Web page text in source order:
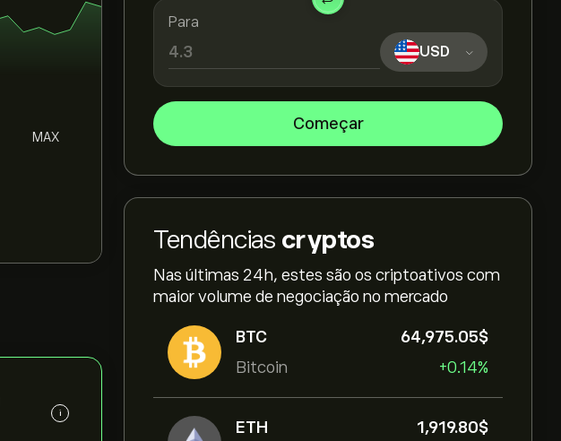
Para
USD
Começar
Tendências cryptos
Nas últimas 24h, estes são os criptoativos com
maior volume de negociação no mercado
BTC
Bitcoin
64,975.05‎$‎
+0.14%
ETH
1,919.80‎$‎
MAX
i